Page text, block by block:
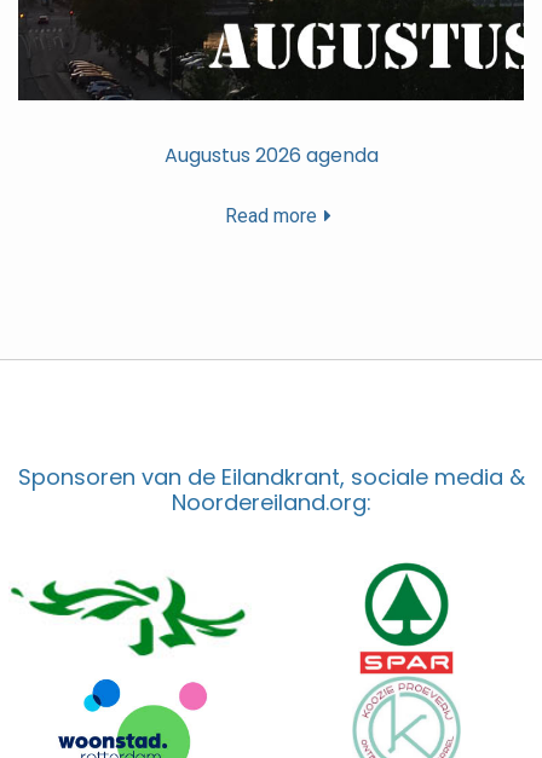
Augustus 2026 agenda
Read more
Sponsoren van de Eilandkrant, sociale media &
Noordereiland.org: